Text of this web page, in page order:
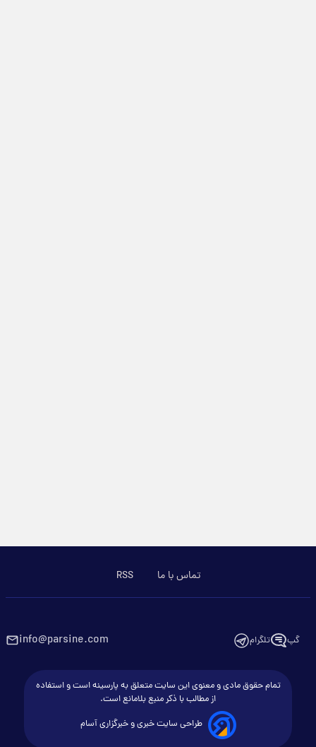
تماس با ما RSS
گپ تلگرام info@parsine.com
تمام حقوق مادی و معنوی این سایت متعلق به پارسینه است و استفاده
از مطالب با ذکر منبع بلامانع است.
طراحی سایت خبری و خبرگزاری آسام